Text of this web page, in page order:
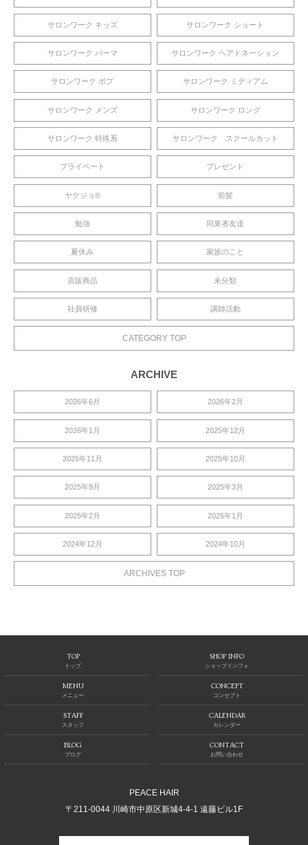
サロンワーク キッズ サロンワーク ショート
サロンワーク パーマ サロンワーク ヘアドネーション
サロンワーク ボブ サロンワーク ミディアム
サロンワーク メンズ サロンワーク ロング
サロンワーク 特殊系 サロンワーク スクールカット
プライベート プレゼント
ヤクジョ®︎ 前髪
勉強 同業者友達
夏休み 家族のこと
店販商品 未分類
社員研修 講師活動
CATEGORY TOP
ARCHIVE
2026年6月 2026年2月
2026年1月 2025年12月
2025年11月 2025年10月
2025年9月 2025年3月
2025年2月 2025年1月
2024年12月 2024年10月
ARCHIVES TOP
TOP
トップ
SHOP INFO
ショップインフォ
MENU
メニュー
CONCEPT
コンセプト
STAFF
スタッフ
CALENDAR
カレンダー
BLOG
ブログ
CONTACT
お問い合わせ
PEACE HAIR
〒211-0044 川崎市中原区新城4-4-1 遠藤ビル1F